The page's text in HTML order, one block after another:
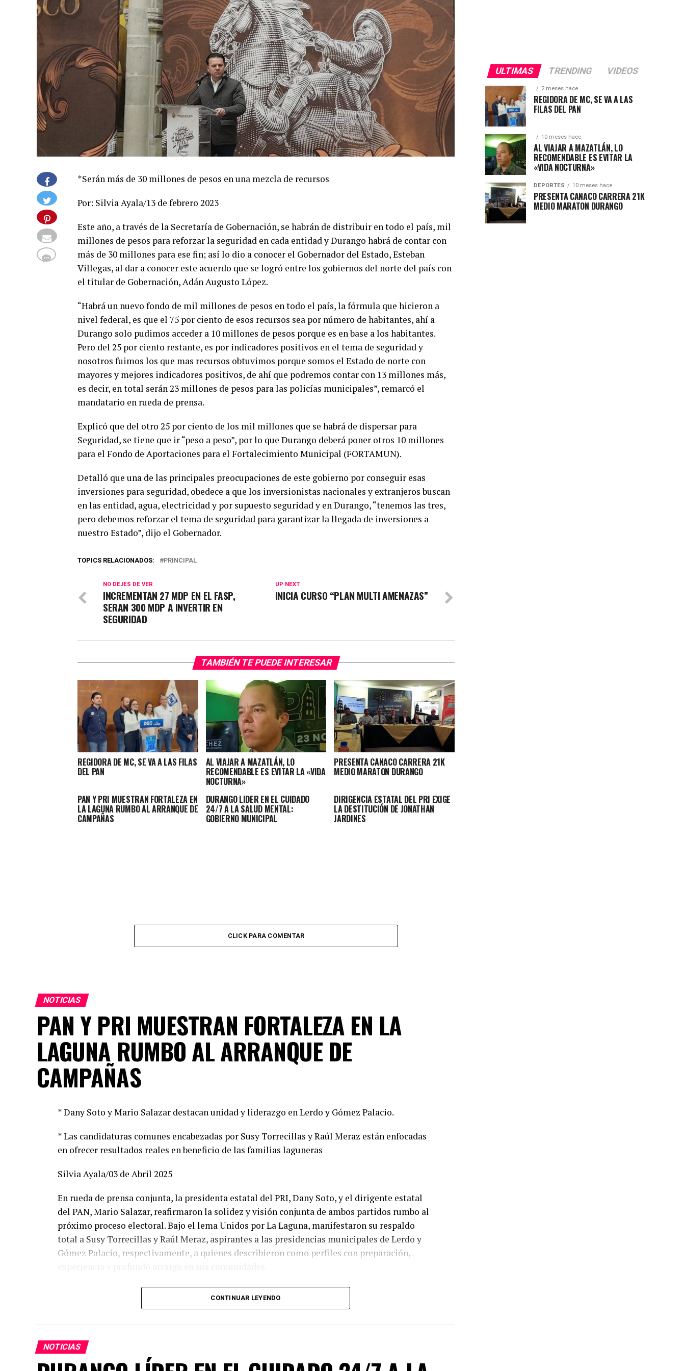
*Serán más de 30 millones de pesos en una mezcla de recursos
Por: Silvia Ayala/13 de febrero 2023
Este año, a través de la Secretaría de Gobernación, se habrán de distribuir en todo el país, mil
millones de pesos para reforzar la seguridad en cada entidad y Durango habrá de contar con
más de 30 millones para ese fin; así lo dio a conocer el Gobernador del Estado, Esteban
Villegas, al dar a conocer este acuerdo que se logró entre los gobiernos del norte del país con
el titular de Gobernación, Adán Augusto López.
“Habrá un nuevo fondo de mil millones de pesos en todo el país, la fórmula que hicieron a
nivel federal, es que el 75 por ciento de esos recursos sea por número de habitantes, ahí a
Durango solo pudimos acceder a 10 millones de pesos porque es en base a los habitantes.
Pero del 25 por ciento restante, es por indicadores positivos en el tema de seguridad y
nosotros fuimos los que mas recursos obtuvimos porque somos el Estado de norte con
mayores y mejores indicadores positivos, de ahí que podremos contar con 13 millones más,
es decir, en total serán 23 millones de pesos para las policías municipales”, remarcó el
mandatario en rueda de prensa.
Explicó que del otro 25 por ciento de los mil millones que se habrá de dispersar para
Seguridad, se tiene que ir “peso a peso”, por lo que Durango deberá poner otros 10 millones
para el Fondo de Aportaciones para el Fortalecimiento Municipal (FORTAMUN).
Detalló que una de las principales preocupaciones de este gobierno por conseguir esas
inversiones para seguridad, obedece a que los inversionistas nacionales y extranjeros buscan
en las entidad, agua, electricidad y por supuesto seguridad y en Durango, “tenemos las tres,
pero debemos reforzar el tema de seguridad para garantizar la llegada de inversiones a
nuestro Estado”, dijo el Gobernador.
TOPICS RELACIONADOS: PRINCIPAL
UP NEXT
INICIA CURSO “PLAN MULTI AMENAZAS”
NO DEJES DE VER
INCREMENTAN 27 MDP EN EL FASP,
SERAN 300 MDP A INVERTIR EN
SEGURIDAD
TAMBIÉN TE PUEDE INTERESAR
REGIDORA DE MC, SE VA A LAS FILAS
DEL PAN
AL VIAJAR A MAZATLÁN, LO
RECOMENDABLE ES EVITAR LA «VIDA
NOCTURNA»
PRESENTA CANACO CARRERA 21K
MEDIO MARATON DURANGO
PAN Y PRI MUESTRAN FORTALEZA EN
LA LAGUNA RUMBO AL ARRANQUE DE
CAMPAÑAS
DURANGO LÍDER EN EL CUIDADO
24/7 A LA SALUD MENTAL:
GOBIERNO MUNICIPAL
DIRIGENCIA ESTATAL DEL PRI EXIGE
LA DESTITUCIÓN DE JONATHAN
JARDINES
CLICK PARA COMENTAR
NOTICIAS
PAN Y PRI MUESTRAN FORTALEZA EN LA
LAGUNA RUMBO AL ARRANQUE DE
CAMPAÑAS
* Dany Soto y Mario Salazar destacan unidad y liderazgo en Lerdo y Gómez Palacio.
* Las candidaturas comunes encabezadas por Susy Torrecillas y Raúl Meraz están enfocadas
en ofrecer resultados reales en beneficio de las familias laguneras
Silvia Ayala/03 de Abril 2025
En rueda de prensa conjunta, la presidenta estatal del PRI, Dany Soto, y el dirigente estatal
del PAN, Mario Salazar, reafirmaron la solidez y visión conjunta de ambos partidos rumbo al
próximo proceso electoral. Bajo el lema Unidos por La Laguna, manifestaron su respaldo
total a Susy Torrecillas y Raúl Meraz, aspirantes a las presidencias municipales de Lerdo y
Gómez Palacio, respectivamente, a quienes describieron como perfiles con preparación,
Dany Soto aseguró que la alianza entre PRI y PAN no responde a cuotas, sino a la búsqueda de
seguros de que vamos con las y los mejores”, enfatizó, además agregó que este esfuerzo
común demuestra la convicción de ofrecer gobiernos confiables, integrados por mujeres y
CONTINUAR LEYENDO
NOTICIAS
ULTIMAS TRENDING VIDEOS
2 meses hace
REGIDORA DE MC, SE VA A LAS
FILAS DEL PAN
10 meses hace
AL VIAJAR A MAZATLÁN, LO
RECOMENDABLE ES EVITAR LA
«VIDA NOCTURNA»
DEPORTES 10 meses hace
PRESENTA CANACO CARRERA 21K
MEDIO MARATON DURANGO